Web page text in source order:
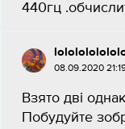
440гц
08.09.2020
Взято дві
Побудуйте